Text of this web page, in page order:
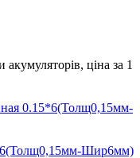
акумуляторів, ціна за 1
Шир6мм)